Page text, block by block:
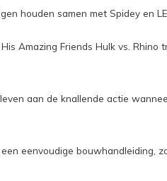
houden samen met Spidey en
Amazing Friends Hulk vs.
aan de knallende actie
eenvoudige